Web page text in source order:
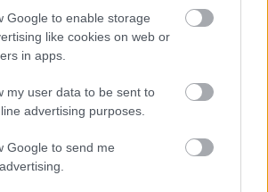
Google to enable storage
like cookies on web or
in apps.
my user data to be sent to
advertising purposes.
Google to send me